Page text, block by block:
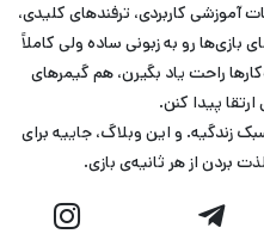
آموزشی کاربردی، ترفندهای کلیدی،
بازی‌ها رو به زبونی ساده ولی کاملاً
راحت یاد بگیرن، هم گیمرهای
پیدا کنن.
زندگیه. و این وبلاگ، جاییه برای
بردن از هر ثانیه‌ی بازی.